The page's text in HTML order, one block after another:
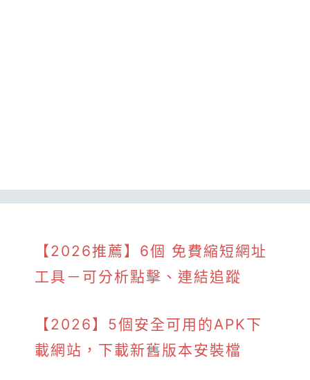
【2026推薦】6個 免費縮短網址
工具－可分析點擊、連結追蹤
【2026】5個安全可用的APK下
載網站，下載新舊版本安裝檔